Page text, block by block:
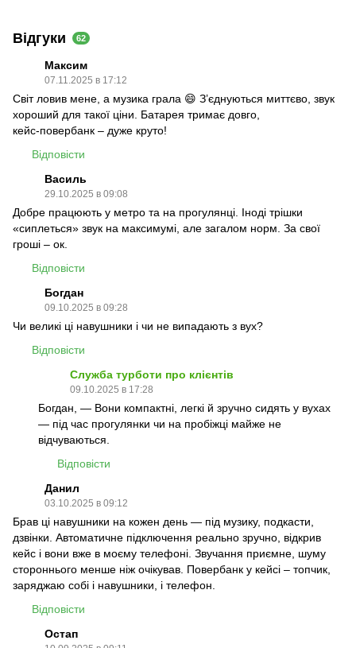
Відгуки 62
Максим
07.11.2025 в 17:12
Світ ловив мене, а музика грала 😄 З’єднуються миттєво, звук
хороший для такої ціни. Батарея тримає довго,
кейс‑повербанк – дуже круто!
Відповісти
Василь
29.10.2025 в 09:08
Добре працюють у метро та на прогулянці. Іноді трішки
«сиплеться» звук на максимумі, але загалом норм. За свої
гроші – ок.
Відповісти
Богдан
09.10.2025 в 09:28
Чи великі ці навушники і чи не випадають з вух?
Відповісти
Служба турботи про клієнтів
09.10.2025 в 17:28
Богдан, — Вони компактні, легкі й зручно сидять у вухах
— під час прогулянки чи на пробіжці майже не
відчуваються.
Відповісти
Данил
03.10.2025 в 09:12
Брав ці навушники на кожен день — під музику, подкасти,
дзвінки. Автоматичне підключення реально зручно, відкрив
кейс і вони вже в моєму телефоні. Звучання приємне, шуму
стороннього менше ніж очікував. Повербанк у кейсі – топчик,
заряджаю собі і навушники, і телефон.
Відповісти
Остап